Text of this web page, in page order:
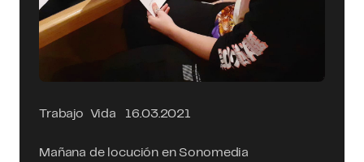
Trabajo Vida 16.03.2021
Mañana de locución en Sonomedia